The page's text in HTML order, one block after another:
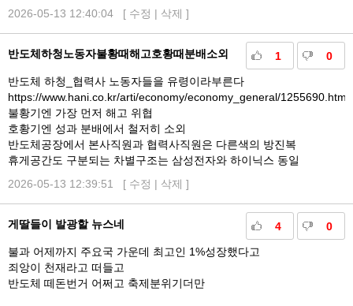
2026-05-13 12:40:04 [ 수정 | 삭제 ]
1 0
반도체하청노동자불황때해고호황때분배소외
반도체 하청_협력사 노동자들을 유령이라부른다
https://www.hani.co.kr/arti/economy/economy_general/1255690.html
불황기엔 가장 먼저 해고 위협
호황기엔 성과 분배에서 철저히 소외
반도체공장에서 본사직원과 협력사직원은 다른색의 방진복
휴게공간도 구분되는 차별구조는 삼성전자와 하이닉스 동일
2026-05-13 12:39:51 [ 수정 | 삭제 ]
4 0
게딸들이 발광할 뉴스네
불과 어제까지 주요국 가운데 최고인 1%성장했다고
죄앙이 천재라고 떠들고
반도체 떼돈번거 어쩌고 축제분위기더만